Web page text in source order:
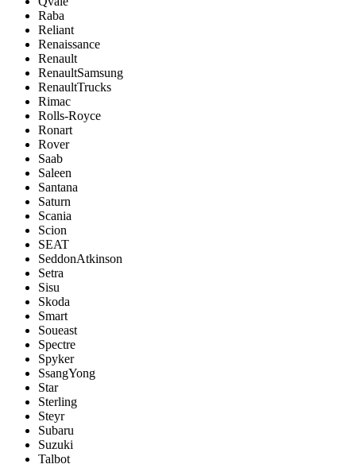
Raba
Reliant
Renaissance
Renault
RenaultSamsung
RenaultTrucks
Rimac
Rolls-Royce
Ronart
Rover
Saab
Saleen
Santana
Saturn
Scania
Scion
SEAT
SeddonAtkinson
Setra
Sisu
Skoda
Smart
Soueast
Spectre
Spyker
SsangYong
Star
Sterling
Steyr
Subaru
Suzuki
Talbot